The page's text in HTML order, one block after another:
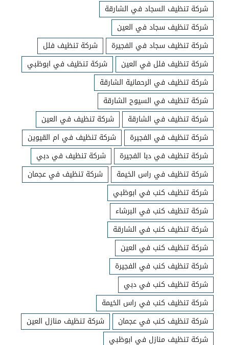
شركة تنظيف السجاد في الشارقة
شركة تنظيف سجاد في العين
شركة تنظيف سجاد في الفجيرة
شركة تنظيف فلل
شركة تنظيف فلل في العين
شركة تنظيف في ابوظبي
شركة تنظيف في الرحمانية الشارقة
شركة تنظيف في السيوح الشارقة
شركة تنظيف في الشارقة
شركة تنظيف في العين
شركة تنظيف في الفجيرة
شركة تنظيف في ام القيوين
شركة تنظيف في دبا الفجيرة
شركة تنظيف في دبي
شركة تنظيف في راس الخيمة
شركة تنظيف في عجمان
شركة تنظيف كنب في ابوظبي
شركة تنظيف كنب في البرشاء
شركة تنظيف كنب في الشارقة
شركة تنظيف كنب في العين
شركة تنظيف كنب في الفجيرة
شركة تنظيف كنب في دبي
شركة تنظيف كنب في راس الخيمة
شركة تنظيف كنب في عجمان
شركة تنظيف منازل العين
شركة تنظيف منازل في ابوظبي